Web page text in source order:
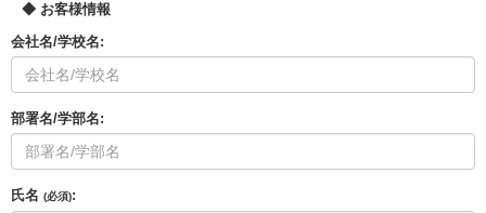
◆ お客様情報
会社名/学校名:
部署名/学部名:
氏名 (必須):